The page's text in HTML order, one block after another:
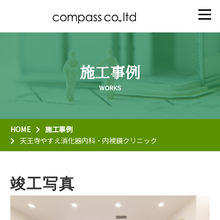
施工事例
HOME
施工事例
天王寺やすえ消化器内科・内視鏡クリニック
竣工写真